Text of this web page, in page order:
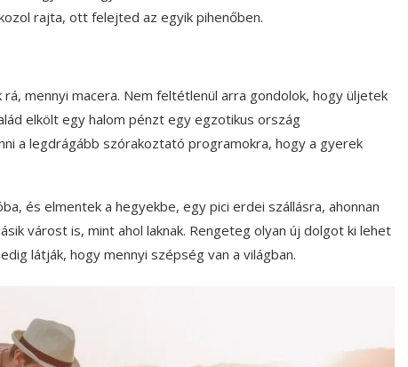
rajta, ott felejted az egyik pihenőben.
mennyi macera. Nem feltétlenül arra gondolok, hogy üljetek
elkölt egy halom pénzt egy egzotikus ország
a legdrágább szórakoztató programokra, hogy a gyerek
és elmentek a hegyekbe, egy pici erdei szállásra, ahonnan
várost is, mint ahol laknak. Rengeteg olyan új dolgot ki lehet
látják, hogy mennyi szépség van a világban.